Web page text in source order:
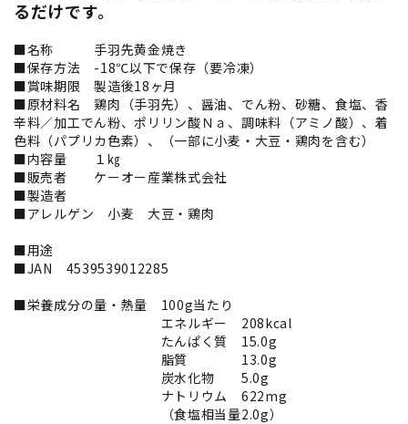
るだけです。
■名称 手羽先黄金焼き
■保存方法 -18℃以下で保存（要冷凍）
■賞味期限 製造後18ヶ月
■原材料名 鶏肉（手羽先）、醤油、でん粉、砂糖、食塩、香
辛料／加工でん粉、ポリリン酸Ｎａ、調味料（アミノ酸）、着
色料（パプリカ色素）、（一部に小麦・大豆・鶏肉を含む）
■内容量 １㎏
■販売者 ケーオー産業株式会社
■製造者
■アレルゲン 小麦 大豆・鶏肉
■用途
■JAN 4539539012285
■栄養成分の量・熱量 100g当たり
エネルギー 208kcal
たんぱく質 15.0g
脂質 13.0g
炭水化物 5.0g
ナトリウム 622mg
（食塩相当量2.0g）